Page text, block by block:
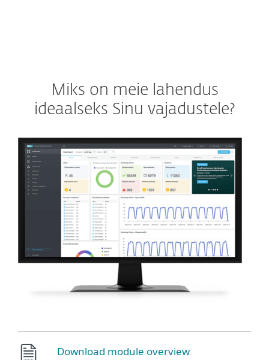
Miks on meie lahendus
ideaalseks Sinu vajadustele?
Download module overview